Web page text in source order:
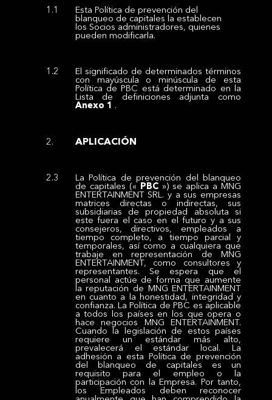
Esta Política de prevención del
blanqueo de capitales la establecen
los Socios administradores, quienes
pueden modificarla.
El significado de determinados términos
con mayúscula o minúscula de esta
Política de PBC está determinado en la
Lista de definiciones adjunta como
Anexo 1 .
APLICACIÓN
La Política de prevención del blanqueo
de capitales (« PBC ») se aplica a MNG
ENTERTAINMENT SRL. y a sus empresas
matrices directas o indirectas, sus
subsidiarias de propiedad absoluta si
este fuera el caso en el futuro y a sus
consejeros, directivos, empleados a
tiempo completo, a tiempo parcial y
temporales, así como a cualquiera que
trabaje en representación de MNG
ENTERTAINMENT, como consultores y
representantes. Se espera que el
personal actúe de forma que aumente
la reputación de MNG ENTERTAINMENT
en cuanto a la honestidad, integridad y
confianza. La Política de PBC es aplicable
a todos los países en los que opera o
hace negocios MNG ENTERTAINMENT.
Cuando la legislación de estos países
requiere un estándar más alto,
prevalecerá el estándar local. La
adhesión a esta Política de prevención
del blanqueo de capitales es un
requisito para el empleo o la
participación con la Empresa. Por tanto,
los Empleados deben reconocer